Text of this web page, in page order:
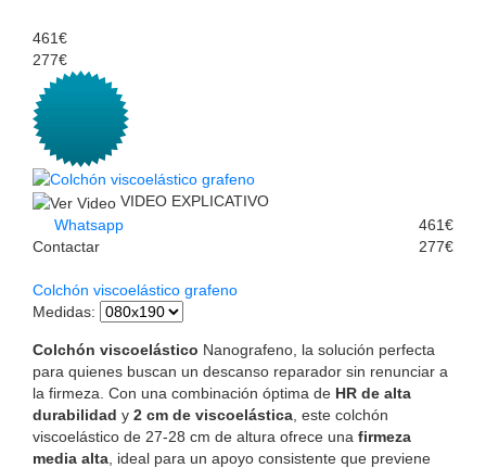
461€
277€
VIDEO EXPLICATIVO
Whatsapp
Contactar
461€
277€
Colchón viscoelástico grafeno
Medidas:
Colchón viscoelástico Nanografeno, la solución perfecta
para quienes buscan un descanso reparador sin renunciar a
la firmeza. Con una combinación óptima de HR de alta
durabilidad y 2 cm de viscoelástica , este colchón
viscoelástico de 27-28 cm de altura ofrece una firmeza
media alta , ideal para un apoyo consistente que previene